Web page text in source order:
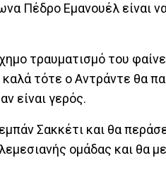
Πέδρο Εμανουέλ είναι
τραυματισμό του
τότε ο Αντράντε θα
είναι γερός.
Σακκέτι και θα
ομάδας και θα